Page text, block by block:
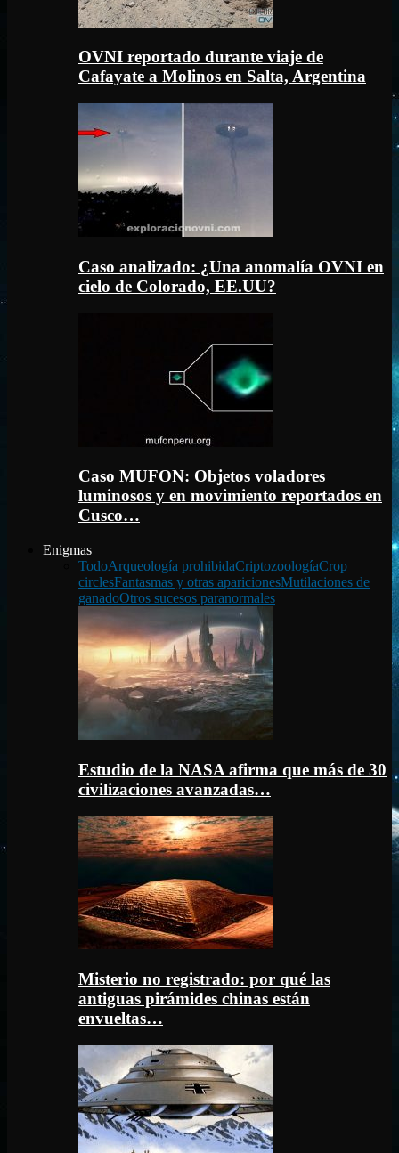
OVNI reportado durante viaje de
Cafayate a Molinos en Salta, Argentina
Caso analizado: ¿Una anomalía OVNI en
cielo de Colorado, EE.UU?
Caso MUFON: Objetos voladores
luminosos y en movimiento reportados en
Cusco…
Enigmas
TodoArqueología prohibidaCriptozoologíaCrop
circlesFantasmas y otras aparicionesMutilaciones de
ganadoOtros sucesos paranormales
Estudio de la NASA afirma que más de 30
civilizaciones avanzadas…
Misterio no registrado: por qué las
antiguas pirámides chinas están
envueltas…